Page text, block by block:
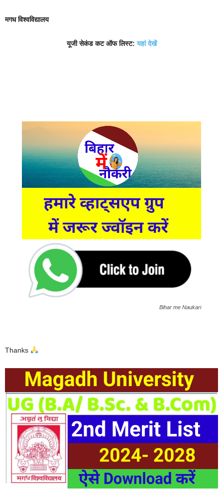
मगध विश्वविद्यालय
यूजी सेकंड कट ऑफ लिस्ट:यहां देखें
Bihar me Naukari
Thanks